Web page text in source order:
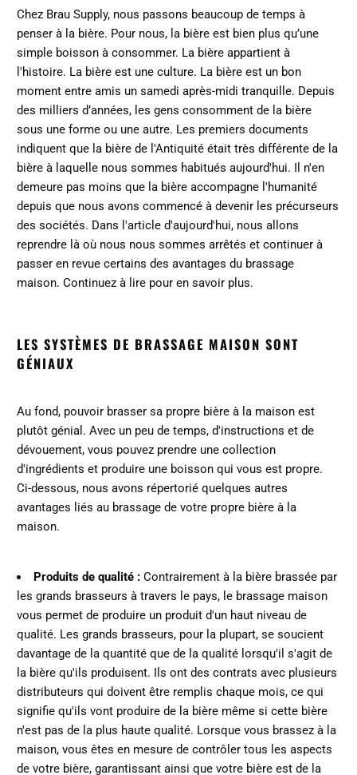
Chez Brau Supply, nous passons beaucoup de temps à
penser à la bière. Pour nous, la bière est bien plus qu’une
simple boisson à consommer. La bière appartient à
l'histoire. La bière est une culture. La bière est un bon
moment entre amis un samedi après-midi tranquille. Depuis
des milliers d’années, les gens consomment de la bière
sous une forme ou une autre. Les premiers documents
indiquent que la bière de l'Antiquité était très différente de la
bière à laquelle nous sommes habitués aujourd'hui. Il n'en
demeure pas moins que la bière accompagne l'humanité
depuis que nous avons commencé à devenir les précurseurs
des sociétés. Dans l'article d'aujourd'hui, nous allons
reprendre là où nous nous sommes arrêtés et continuer à
passer en revue certains des avantages du brassage
maison. Continuez à lire pour en savoir plus.
LES SYSTÈMES DE BRASSAGE MAISON SONT
GÉNIAUX
Au fond, pouvoir brasser sa propre bière à la maison est
plutôt génial. Avec un peu de temps, d'instructions et de
dévouement, vous pouvez prendre une collection
d'ingrédients et produire une boisson qui vous est propre.
Ci-dessous, nous avons répertorié quelques autres
avantages liés au brassage de votre propre bière à la
maison.
Produits de qualité :Contrairement à la bière brassée par
les grands brasseurs à travers le pays, le brassage maison
vous permet de produire un produit d'un haut niveau de
qualité. Les grands brasseurs, pour la plupart, se soucient
davantage de la quantité que de la qualité lorsqu'il s'agit de
la bière qu'ils produisent. Ils ont des contrats avec plusieurs
distributeurs qui doivent être remplis chaque mois, ce qui
signifie qu'ils vont produire de la bière même si cette bière
n'est pas de la plus haute qualité. Lorsque vous brassez à la
maison, vous êtes en mesure de contrôler tous les aspects
de votre bière, garantissant ainsi que votre bière est de la